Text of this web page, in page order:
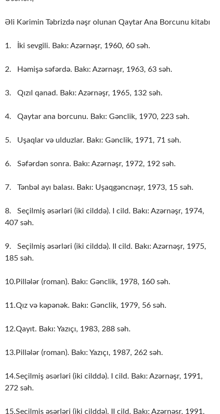
Əli Kərimin Təbrizdə nəşr olunan Qaytar Ana Borcunu kitabı
1. İki sevgili. Bakı: Azərnəşr, 1960, 60 səh.
2. Həmişə səfərdə. Bakı: Azərnəşr, 1963, 63 səh.
3. Qızıl qanad. Bakı: Azərnəşr, 1965, 132 səh.
4. Qaytar ana borcunu. Bakı: Gənclik, 1970, 223 səh.
5. Uşaqlar və ulduzlar. Bakı: Gənclik, 1971, 71 səh.
6. Səfərdən sonra. Bakı: Azərnəşr, 1972, 192 səh.
7. Tənbəl ayı balası. Bakı: Uşaqgəncnəşr, 1973, 15 səh.
8. Seçilmiş əsərləri (iki cilddə). I cild. Bakı: Azərnəşr, 1974,
407 səh.
9. Seçilmiş əsərləri (iki cilddə). II cild. Bakı: Azərnəşr, 1975,
185 səh.
10.Pillələr (roman). Bakı: Gənclik, 1978, 160 səh.
11.Qız və kəpənək. Bakı: Gənclik, 1979, 56 səh.
12.Qayıt. Bakı: Yazıçı, 1983, 288 səh.
13.Pillələr (roman). Bakı: Yazıçı, 1987, 262 səh.
14.Seçilmiş əsərləri (iki cilddə). I cild. Bakı: Azərnəşr, 1991,
272 səh.
15.Seçilmiş əsərləri (iki cilddə). II cild. Bakı: Azərnəşr, 1991,